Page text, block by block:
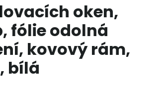
oken,
fólie odolná
kovový rám,
bílá